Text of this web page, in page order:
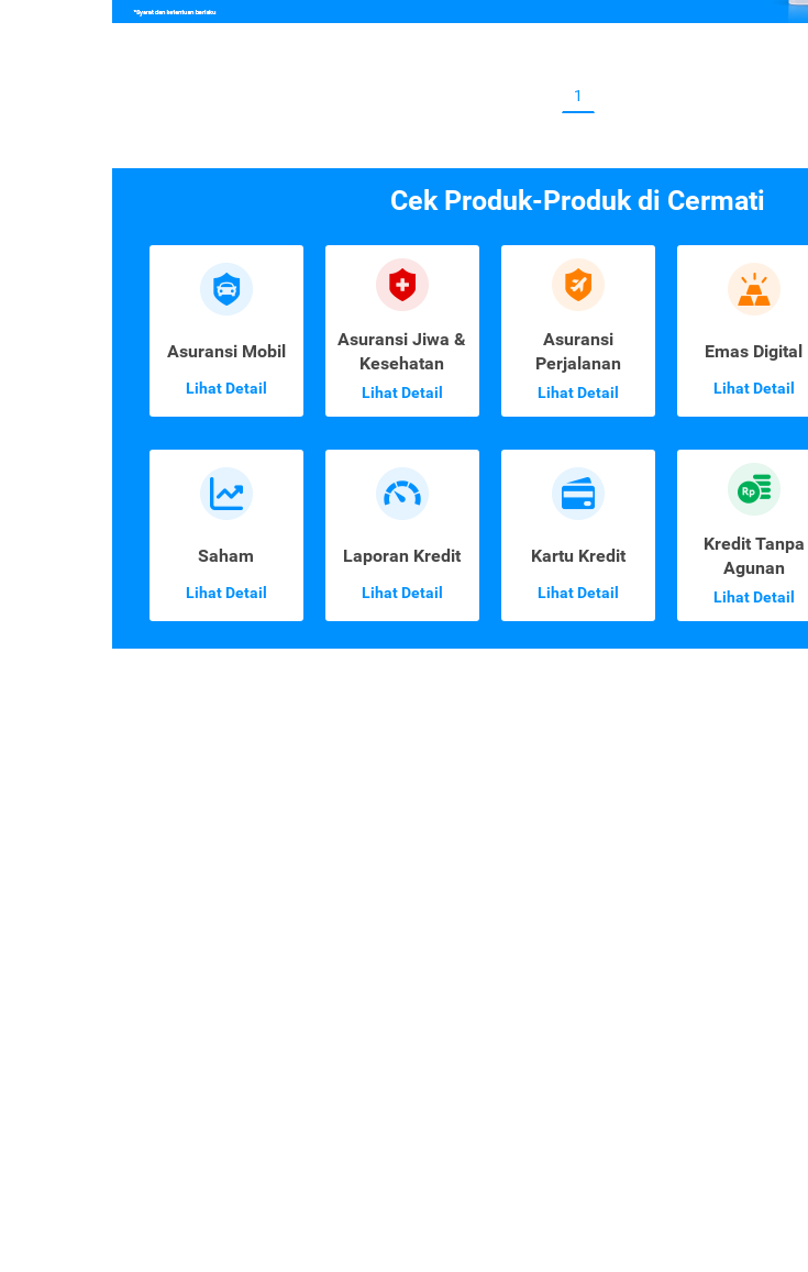
1
Cek Produk-Produk di Cermati
Asuransi Mobil
Lihat Detail
Asuransi Jiwa &
Kesehatan
Lihat Detail
Asuransi
Perjalanan
Lihat Detail
Emas Digital
Lihat Detail
Saham
Lihat Detail
Laporan Kredit
Lihat Detail
Kartu Kredit
Lihat Detail
Kredit Tanpa
Agunan
Lihat Detail